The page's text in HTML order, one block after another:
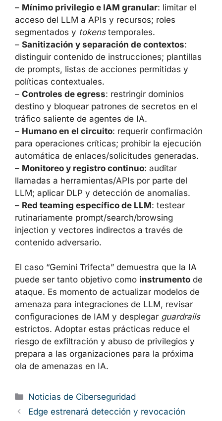
– Mínimo privilegio e IAM granular: limitar el
acceso del LLM a APIs y recursos; roles
segmentados y tokenstemporales.
– Sanitización y separación de contextos:
distinguir contenido de instrucciones; plantillas
de prompts, listas de acciones permitidas y
políticas contextuales.
– Controles de egress: restringir dominios
destino y bloquear patrones de secretos en el
tráfico saliente de agentes de IA.
– Humano en el circuito: requerir confirmación
para operaciones críticas; prohibir la ejecución
automática de enlaces/solicitudes generadas.
– Monitoreo y registro continuo: auditar
llamadas a herramientas/APIs por parte del
LLM; aplicar DLP y detección de anomalías.
– Red teaming específico de LLM: testear
rutinariamente prompt/search/browsing
injection y vectores indirectos a través de
contenido adversario.
El caso “Gemini Trifecta” demuestra que la IA
puede ser tanto objetivo como instrumento de
ataque. Es momento de actualizar modelos de
amenaza para integraciones de LLM, revisar
configuraciones de IAM y desplegar guardrails
estrictos. Adoptar estas prácticas reduce el
riesgo de exfiltración y abuso de privilegios y
prepara a las organizaciones para la próxima
ola de amenazas en IA.
Categorías
Noticias de Ciberseguridad
Edge estrenará detección y revocación